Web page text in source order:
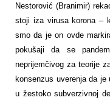
Nestorović (Branimir)
stoji iza virusa korona –
smo da je on ovde
pokušaji da se
neprijemčivog za teorije
konsenzus uverenja da je
u žestoko subverzivnoj